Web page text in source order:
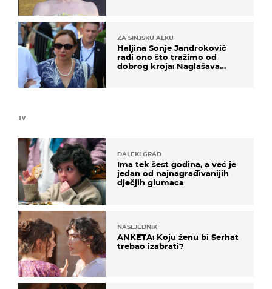
TV
DALEKI GRAD
Ima tek šest godina, a već je
jedan od najnagrađivanijih
dječjih glumaca
NASLJEDNIK
ANKETA: Koju ženu bi Serhat
trebao izabrati?
ZA SINJSKU ALKU
Haljina Sonje Jandroković
radi ono što tražimo od
dobrog kroja: Naglašava